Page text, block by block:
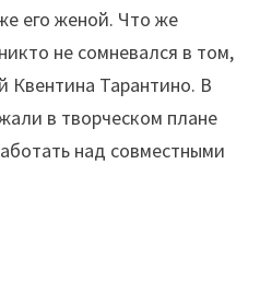
его женой. Что же
не сомневался в том,
Квентина Тарантино. В
в творческом плане
над совместными